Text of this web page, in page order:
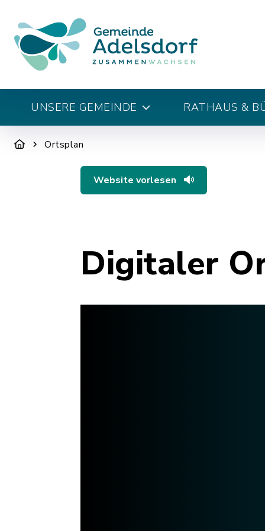
UNSERE GEMEINDE RATHAUS &
Ortsplan
Website vorlesen
Digitaler